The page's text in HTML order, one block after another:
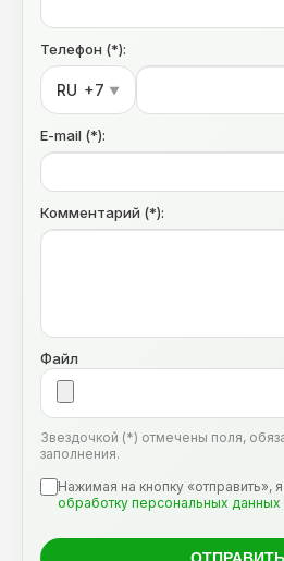
Телефон (*):
RU +7 ▼
E-mail (*):
Комментарий (*):
Файл
Звездочкой (*) отмечены поля,
заполнения.
Нажимая на кнопку «отправить»,
обработку персональных данных